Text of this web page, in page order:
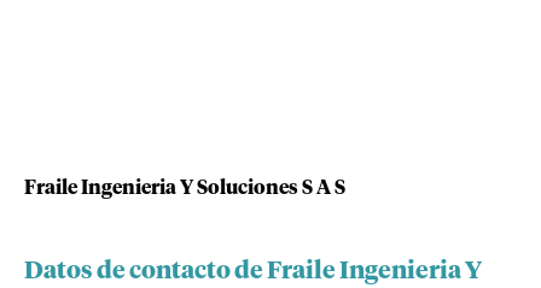
Fraile Ingenieria Y Soluciones S A S
Datos de contacto de Fraile Ingenieria Y